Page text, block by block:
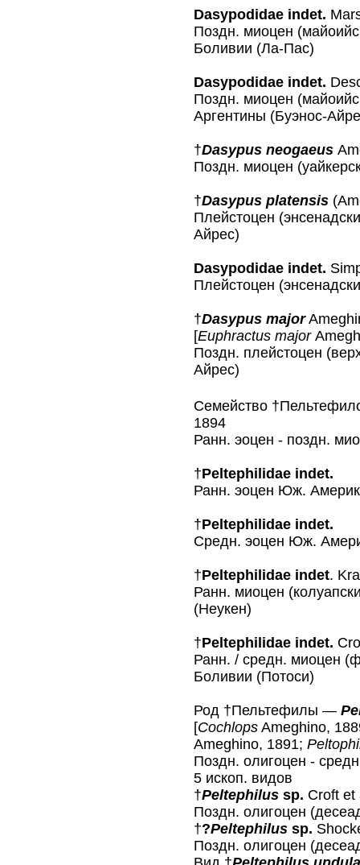
Dasypodidae indet.
Поздн. миоцен
Боливии (Ла-Пас)
Dasypodidae indet.
Поздн. миоцен
Аргентины (Буэнос-
†Dasypus neogaeus
Поздн. миоцен
†Dasypus platensis
Плейстоцен
Айрес)
Dasypodidae indet.
Плейстоцен
†Dasypus major
[Euphractus major
Поздн. плейстоцен
Айрес)
Семейство
1894
Ранн. эоцен - поздн.
†Peltephilidae indet.
Ранн. эоцен Юж.
†Peltephilidae indet.
Средн. эоцен Юж.
†Peltephilidae indet.
Ранн. миоцен
(Неукен)
†Peltephilidae indet.
Ранн. / средн. миоцен
Боливии (Потоси)
Род †Пельтефилы —
[Cochlops Ameghino,
Ameghino, 1891;
Поздн. олигоцен -
5 ископ. видов
†Peltephilus sp. Croft et
Поздн. олигоцен
†?Peltephilus sp.
Поздн. олигоцен